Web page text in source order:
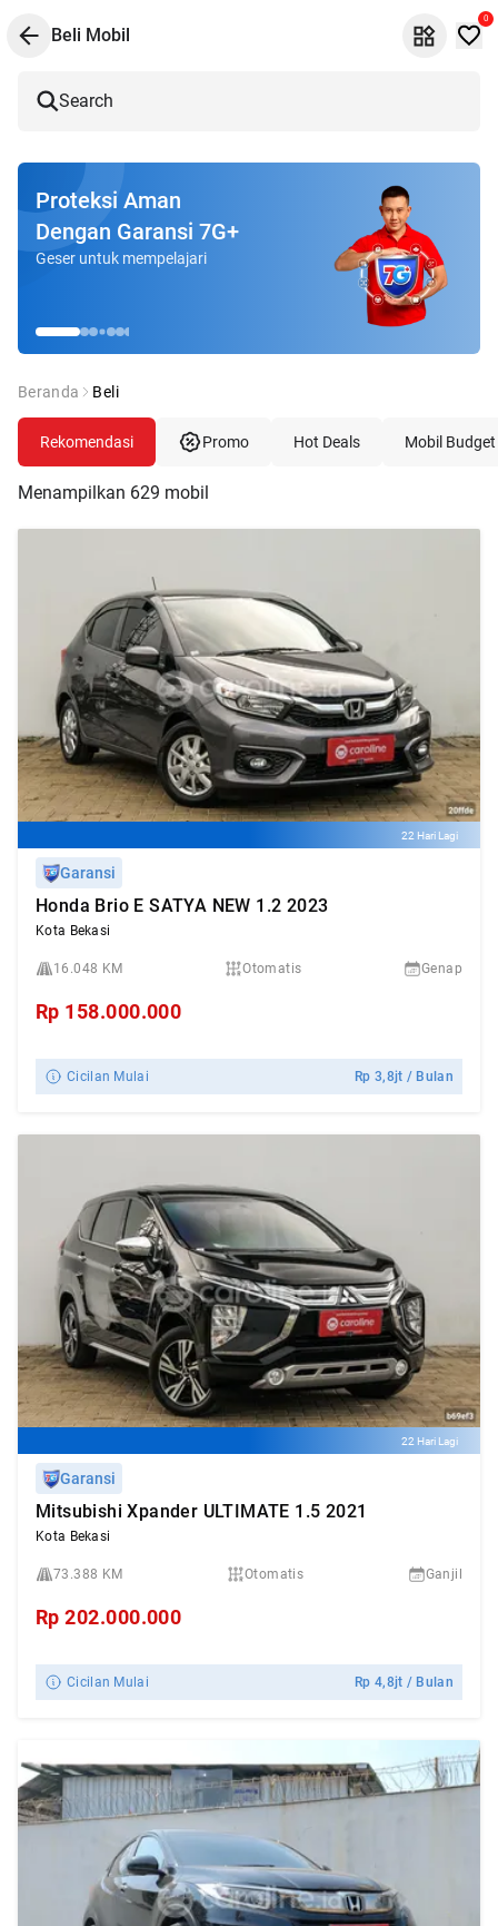
Beli Mobil
0
Search
Proteksi Aman
Dengan Garansi 7G+
Geser untuk mempelajari
Beranda Beli
Rekomendasi Promo Hot Deals Mobil Budget
Menampilkan 629 mobil
22 Hari Lagi
Garansi
Honda Brio E SATYA NEW 1.2 2023
Kota Bekasi
16.048 KM Otomatis Genap
Rp 158.000.000
Cicilan Mulai Rp3,8jt / Bulan
22 Hari Lagi
Garansi
Mitsubishi Xpander ULTIMATE 1.5 2021
Kota Bekasi
73.388 KM Otomatis Ganjil
Rp202.000.000
Cicilan Mulai Rp4,8jt / Bulan